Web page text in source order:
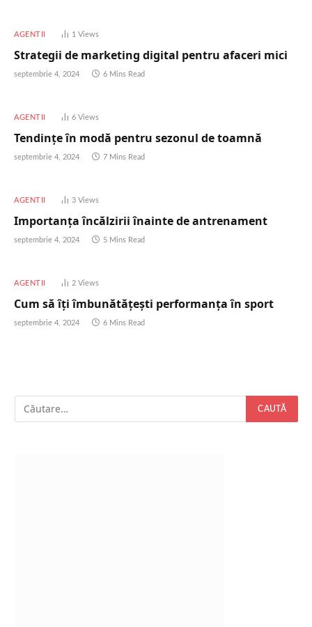
AGENTII 1 Views
Strategii de marketing digital pentru afaceri mici
septembrie 4, 2024 6 Mins Read
AGENTII 6 Views
Tendințe în modă pentru sezonul de toamnă
septembrie 4, 2024 7 Mins Read
AGENTII 3 Views
Importanța încălzirii înainte de antrenament
septembrie 4, 2024 5 Mins Read
AGENTII 2 Views
Cum să îți îmbunătățești performanța în sport
septembrie 4, 2024 6 Mins Read